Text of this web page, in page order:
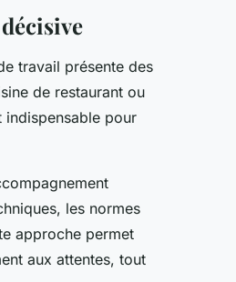
travail présente des
de restaurant ou
indispensable pour
les normes
approche permet
aux attentes, tout